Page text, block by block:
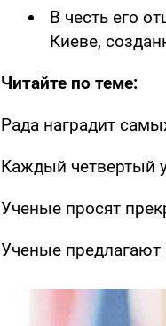
В честь его
Киеве,
Читайте по теме:
Рада наградит
Каждый четвертый
Ученые просят
Ученые предлагают